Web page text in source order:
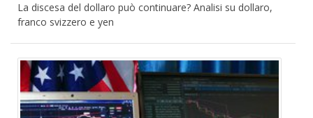
La discesa del dollaro può continuare? Analisi su dollaro,
franco svizzero e yen